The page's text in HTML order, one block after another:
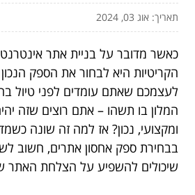
תאריך: אוג 03, 2024
כאשר מדובר על בניית אתר
הקריטיות היא לבחור את הספק
לעצמכם שאתם עומדים לפני טיול
המלון בו תשהו – אתם רוצים שזה
ומקצועי, נכון? אז למה זה שונה
בבחירת ספק אחסון אתרים, חשוב
שיכולים להשפיע על הצלחת האתר